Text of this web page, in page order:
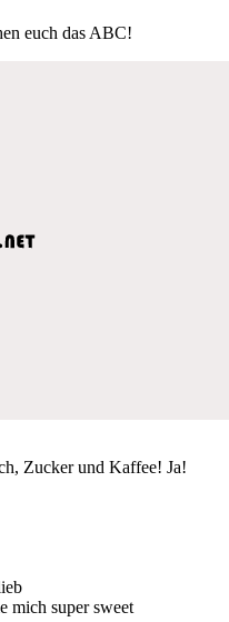
euch das ABC!
Zucker und Kaffee! Ja!
mich super sweet